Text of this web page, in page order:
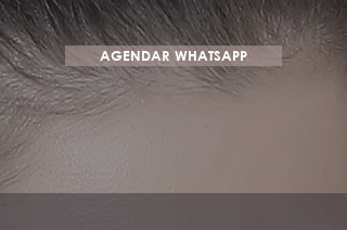
AGENDAR WHATSAPP